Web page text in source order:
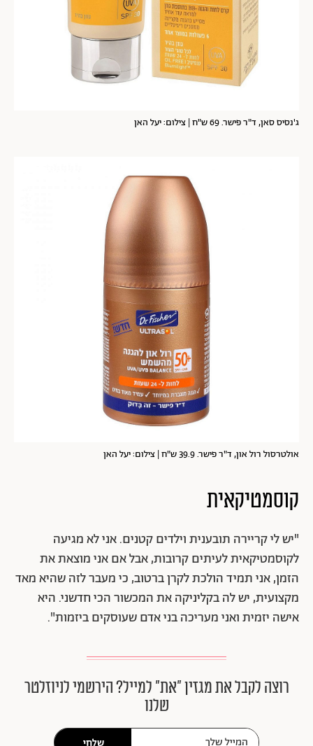
ג'נסיס סאן, ד"ר פישר. 69 ש"ח | צילום: יעל האן
אולטרסול רול און, ד"ר פישר. 39.9 ש"ח | צילום: יעל האן
קוסמטיקאית
"יש לי קריירה תובענית וילדים קטנים. אני לא מגיעה
לקוסמטיקאית לעיתים קרובות, אבל אם אני מוצאת את
הזמן, אני תמיד הולכת לקרן ברטוב, כי מעבר לזה שהיא מאד
מקצועית, יש לה בקליניקה את המכשור הכי חדשני. היא
אישה יזמית ואני מעריכה בני אדם שעוסקים ביזמות".
רוצה לקבל את מגזין ״את״ למייל? הירשמי לניוזלטר
שלנו
שלחי